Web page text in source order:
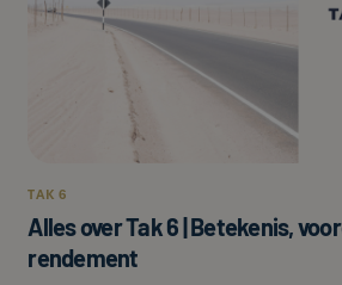
TAK 6
Alles over Tak 6 | Betekenis,
rendement